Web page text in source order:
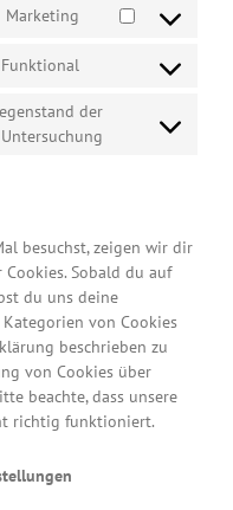
service
Marketing
Consent
Funktional
complianz
der
Untersuchung
Consent
besuchst, zeigen wir dir
Sobald du auf
du uns deine
von Cookies
beschrieben zu
von Cookies über
beachte, dass unsere
richtig funktioniert.